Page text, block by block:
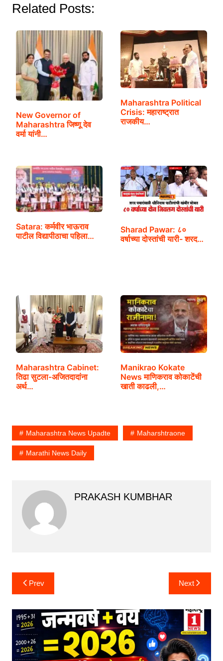
Related Posts:
New Governor of
Maharashtra जिष्णू देव
वर्मा यांनी…
Maharashtra Political
Crisis: महाराष्ट्रात
राजकीय…
Satara: कर्मवीर भाऊराव
पाटील विद्यापीठाचा पहिला…
Sharad Pawar: ८०
वर्षाच्या दोस्तांची यारी- शरद…
Maharashtra Cabinet:
तिढा सुटला-अजितदादांना
अर्थ…
Manikrao Kokate
News माणिकराव कोकाटेंची
खाती काढली,…
Maharashtra News Upadte Maharshtraone
Marathi News Daily
PRAKASH KUMBHAR
Post
navigation
Prev Next